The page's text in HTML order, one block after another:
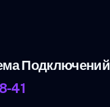
Подключений
41